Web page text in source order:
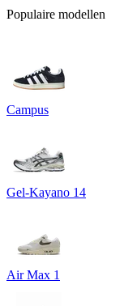
Populaire modellen
Campus
Gel-Kayano 14
Air Max 1